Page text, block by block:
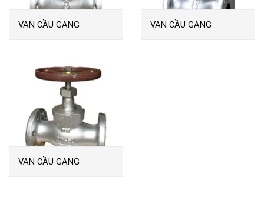
VAN CẦU GANG
VAN CẦU GANG
VAN CẦU GANG